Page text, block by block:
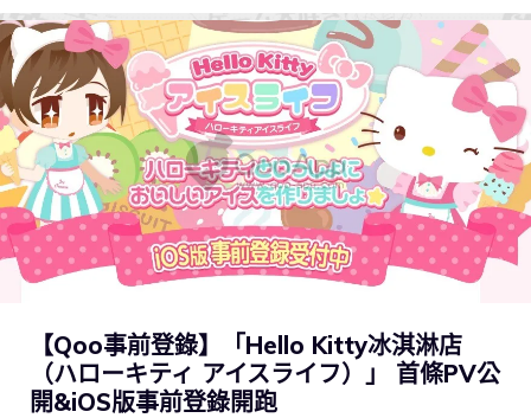
【Qoo事前登錄】「Hello Kitty冰淇淋店
（ハローキティ アイスライフ）」 首條PV公
開&iOS版事前登錄開跑